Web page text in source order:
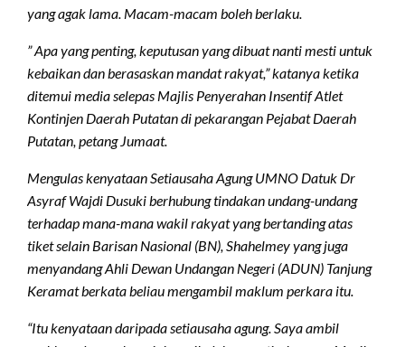
yang agak lama. Macam-macam boleh berlaku.
” Apa yang penting, keputusan yang dibuat nanti mesti untuk
kebaikan dan berasaskan mandat rakyat,” katanya ketika
ditemui media selepas Majlis Penyerahan Insentif Atlet
Kontinjen Daerah Putatan di pekarangan Pejabat Daerah
Putatan, petang Jumaat.
Mengulas kenyataan Setiausaha Agung UMNO Datuk Dr
Asyraf Wajdi Dusuki berhubung tindakan undang-undang
terhadap mana-mana wakil rakyat yang bertanding atas
tiket selain Barisan Nasional (BN), Shahelmey yang juga
menyandang Ahli Dewan Undangan Negeri (ADUN) Tanjung
Keramat berkata beliau mengambil maklum perkara itu.
“Itu kenyataan daripada setiausaha agung. Saya ambil